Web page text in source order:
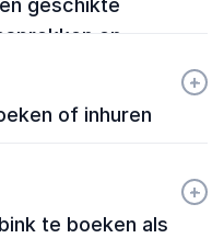
geschikte
en
of inhuren
+
-
te boeken als
+
-